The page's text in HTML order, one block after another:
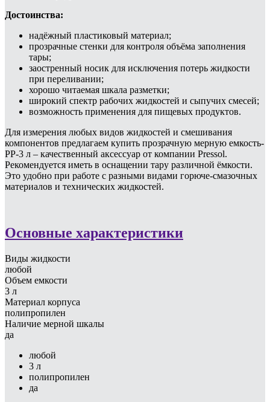
Достоинства:
надёжный пластиковый материал;
прозрачные стенки для контроля объёма заполнения
тары;
заостренный носик для исключения потерь жидкости
при переливании;
хорошо читаемая шкала разметки;
широкий спектр рабочих жидкостей и сыпучих смесей;
возможность применения для пищевых продуктов.
Для измерения любых видов жидкостей и смешивания
компонентов предлагаем купить прозрачную мерную емкость-
PP-3 л – качественный аксессуар от компании Pressol.
Рекомендуется иметь в оснащении тару различной ёмкости.
Это удобно при работе с разными видами горюче-смазочных
материалов и технических жидкостей.
Основные характеристики
Виды жидкости
любой
Объем емкости
3 л
Материал корпуса
полипропилен
Наличие мерной шкалы
да
любой
3 л
полипропилен
да